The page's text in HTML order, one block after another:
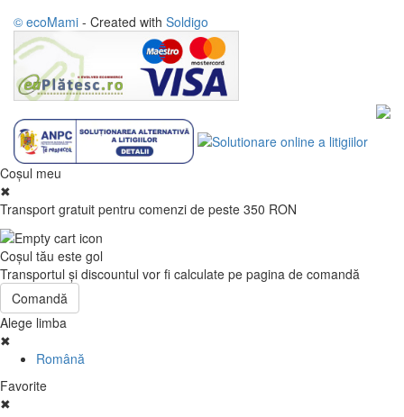
© ecoMami - Created with Soldigo
Coşul meu
✖
Transport gratuit pentru comenzi de peste 350 RON
Coşul tău este gol
Transportul şi discountul vor fi calculate pe pagina de comandă
Comandă
Alege limba
✖
Română
Favorite
✖